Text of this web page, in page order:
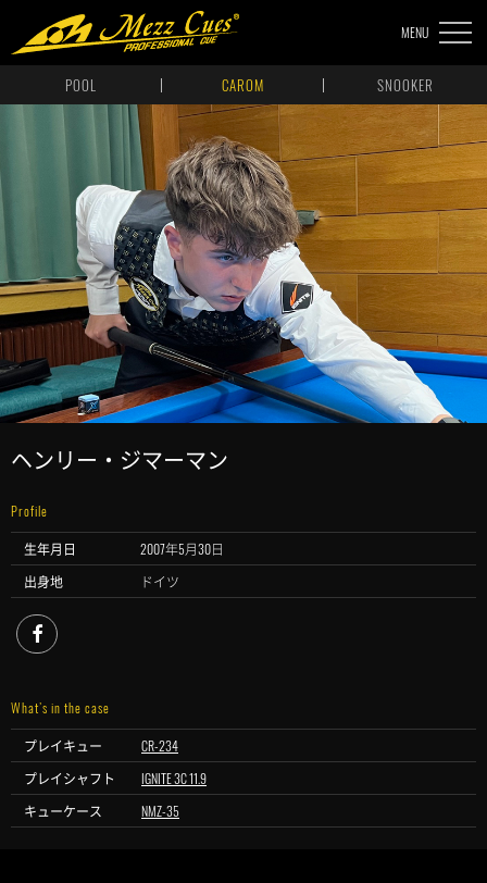
MENU
POOL CAROM SNOOKER
ヘンリー・ジマーマン
Profile
生年月日
2007年5月30日
出身地
ドイツ
facebook
What’s in the case
プレイキュー
CR-234
プレイシャフト
IGNITE 3C 11.9
キューケース
NMZ-35